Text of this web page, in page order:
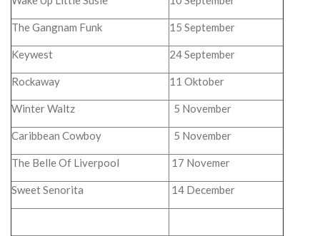
The Gangnam Funk 15 September
Keywest 24 September
Rockaway 11 Oktober
Winter Waltz 5 November
Caribbean Cowboy 5 November
The Belle Of Liverpool 17 Novemer
Sweet Senorita 14 December